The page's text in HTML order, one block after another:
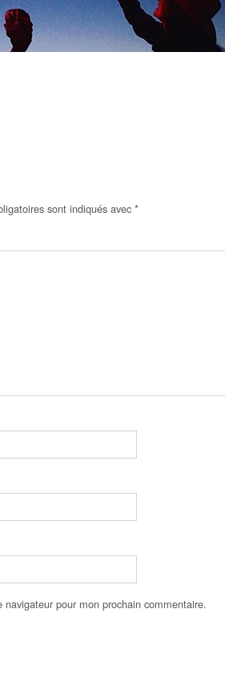
sont indiqués avec *
pour mon prochain commentaire.